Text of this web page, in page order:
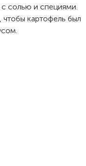
солью и специями.
картофель был